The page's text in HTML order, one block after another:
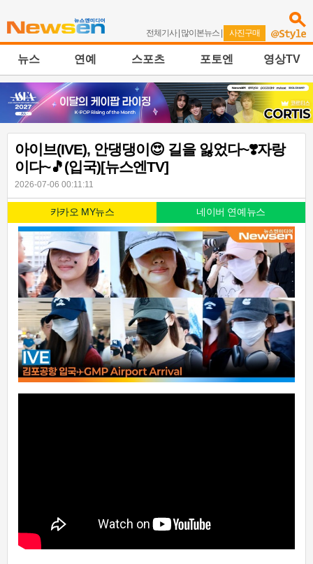
전체기사| 많이본뉴스 | 사진구매
뉴스 연예 스포츠 포토엔 영상TV
아이브(IVE), 안댕댕이😍 길을 잃었다~❣️자랑
이다~🎵(입국)[뉴스엔TV]
2026-07-06 00:11:11
카카오 MY뉴스 네이버 연예뉴스